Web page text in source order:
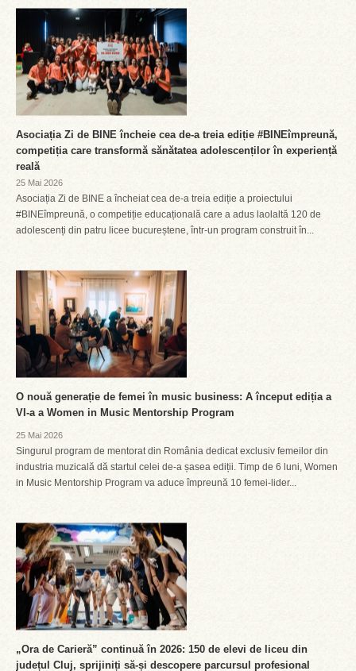
Asociația Zi de BINE încheie cea de-a treia ediție #BINEîmpreună,
competiția care transformă sănătatea adolescenților în experiență
reală
25 Mai 2026
Asociația Zi de BINE a încheiat cea de-a treia ediție a proiectului
#BINEîmpreună, o competiție educațională care a adus laolaltă 120 de
adolescenți din patru licee bucureștene, într-un program construit în...
O nouă generație de femei în music business: A început ediția a
VI-a a Women in Music Mentorship Program
25 Mai 2026
Singurul program de mentorat din România dedicat exclusiv femeilor din
industria muzicală dă startul celei de-a șasea ediții. Timp de 6 luni, Women
in Music Mentorship Program va aduce împreună 10 femei-lider...
„Ora de Carieră” continuă în 2026: 150 de elevi de liceu din
județul Cluj, sprijiniți să-și descopere parcursul profesional